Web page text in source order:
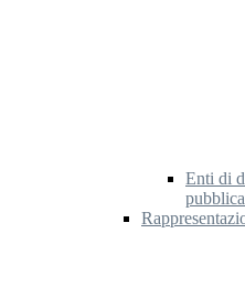
Enti di